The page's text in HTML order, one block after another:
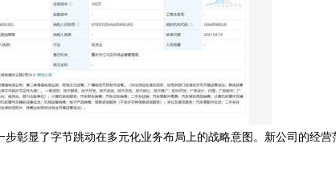
彰显了字节跳动在多元化业务布局上的战略意图。新公司的经